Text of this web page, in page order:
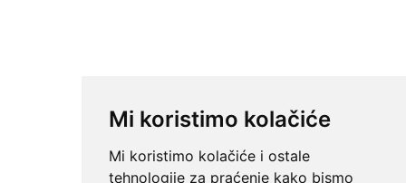
Mi koristimo kolačiće
Mi koristimo kolačiće i ostale
tehnologije za praćenje kako bismo